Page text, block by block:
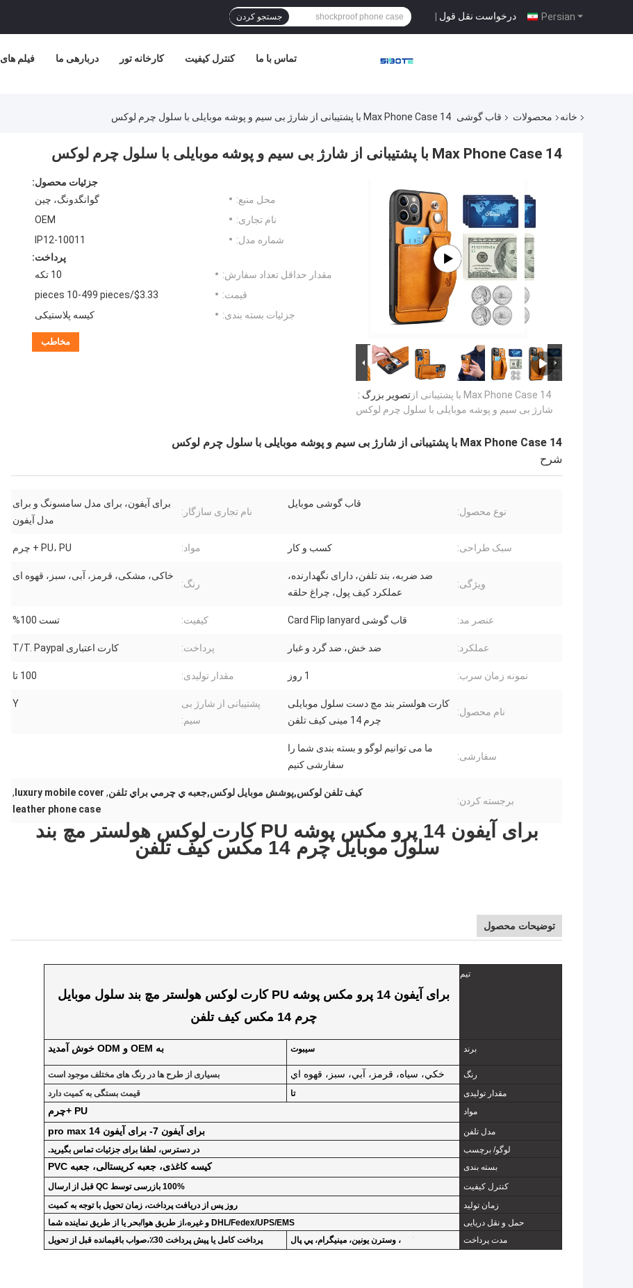
Persian درخواست نقل قول | جستجو کردن
فیلم های دربارهی ما کارخانه تور کنترل کیفیت تماس با ما
خانه محصولات قاب گوشی 14 Max Phone Case با پشتیبانی از شارژ بی سیم و پوشه موبایلی با سلول چرم لوکس
14 Max Phone Case با پشتیبانی از شارژ بی سیم و پوشه موبایلی با سلول چرم لوکس
تصویر بزرگ : 14 Max Phone Case با پشتیبانی از
شارژ بی سیم و پوشه موبایلی با سلول چرم لوکس
جزئیات محصول:
محل منبع:
گوانگدونگ، چین
نام تجاری:
OEM
شماره مدل:
IP12-10011
پرداخت:
مقدار حداقل تعداد سفارش:
10 تکه
قیمت:
$3.33/pieces 10-499 pieces
جزئیات بسته بندی:
کیسه پلاستیکی
مخاطب
14 Max Phone Case با پشتیبانی از شارژ بی سیم و پوشه موبایلی با سلول چرم لوکس
شرح
نوع محصول:
قاب گوشی موبایل
نام تجاری سازگار:
برای آیفون، برای مدل سامسونگ و برای
مدل آیفون
سبک طراحی: کسب و کار مواد: PU، PU + چرم
ویژگی:
ضد ضربه، بند تلفن، دارای نگهدارنده،
عملکرد کیف پول، چراغ حلقه
رنگ:
خاکی، مشکی، قرمز، آبی، سبز، قهوه ای
عنصر مد: قاب گوشی Card Flip lanyard کیفیت: تست 100%
عملکرد: ضد خش، ضد گرد و غبار پرداخت: کارت اعتباری T/T. Paypal
نمونه زمان سرب: 1 روز مقدار تولیدی: 100 تا
نام محصول:
کارت هولستر بند مچ دست سلول موبایلی
چرم 14 مینی کیف تلفن
پشتیبانی از شارژ بی
سیم:
Y
سفارشی:
ما می توانیم لوگو و بسته بندی شما را
سفارشی کنیم
برجسته کردن:
کیف تلفن لوکس,پوشش موبایل لوکس,جعبه ي چرمي براي تلفن,
luxury mobile cover
,
leather phone case
برای آیفون 14 پرو مکس پوشه PU کارت لوکس هولستر مچ بند
سلول موبایل چرم 14 مکس کیف تلفن
توضیحات محصول
تيم
برای آیفون 14 پرو مکس پوشه PU کارت لوکس هولستر مچ بند سلول موبایل
چرم 14 مکس کیف تلفن
برند سیبوت به OEM و ODM خوش آمدید
رنگ خکي، سياه، قرمز، آبي، سبز، قهوه اي
بسیاری از طرح ها در رنگ های مختلف موجود است
مقدار تولیدی
قیمت بستگی به کمیت دارد
مواد
PU +چرم
مدل تلفن برای آیفون 7- برای آیفون 14 pro max
لوگو/ برچسب
در دسترس، لطفا برای جزئیات تماس بگیرید.
بسته بندی
کیسه کاغذی، جعبه کریستالی، جعبه PVC
کنترل کیفیت
100% بازرسی توسط QC قبل از ارسال
زمان تولید
حمل و نقل دریایی
DHL/Fedex/UPS/EMS و غیره،از طریق هوا/بحر یا از طریق نماینده شما
مدت پرداخت
پرداخت کامل یا پیش پرداخت 30٪،صواب باقیمانده قبل از تحویل